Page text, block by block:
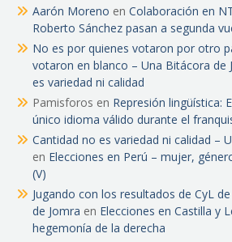
Aarón Moreno en Colaboración en
Roberto Sánchez pasan a segunda
No es por quienes votaron por otro
votaron en blanco – Una Bitácora de
es variedad ni calidad
Pamisforos en Represión lingüística:
único idioma válido durante el
Cantidad no es variedad ni calidad –
en Elecciones en Perú – mujer,
(V)
Jugando con los resultados de CyL
de Jomra en Elecciones en Castilla y
hegemonía de la derecha